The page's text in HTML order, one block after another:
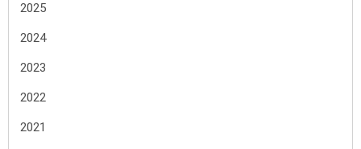
2025
2024
2023
2022
2021